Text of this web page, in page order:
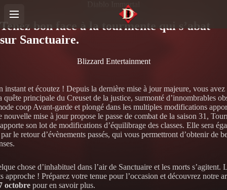
Diablo Immortal
Tenez bon face à la tourmente qui s’abat
sur Sanctuaire.
Blizzard Entertainment
instant et écoutez ! Depuis la dernière mise à jour majeure, vous avez
quête principale du Creuset de la justice, surmonté d’innombrables
coop Avant-garde et plongé dans les multiples modifications
nouvelle mise à jour propose le passe de combat de la saison 31,
son lot de modifications d’équilibrage des classes. Elle sera
le retour d’évènements passés, qui vous permettront d’obtenir de
chose d’inhabituel dans l’air de Sanctuaire et les morts s’agitent.
approche ! Préparez votre tenue pour l’occasion et découvrez notre
octobre pour en savoir plus.